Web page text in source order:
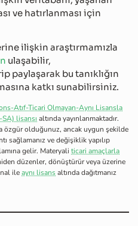
ve hatırlanması için
ilişkin araştırmamızla
ulaşabilir,
paylaşarak bu tanıklığın
katkı sunabilirsiniz.
Atıf-Ticari Olmayan-Aynı Lisansla
lisansı altında yayınlanmaktadır.
özgür olduğunuz, ancak uygun şekilde
sağlamanız ve değişiklik yapılıp
gelir. Materyali ticari amaçlarla
düzenler, dönüştürür veya üzerine
ileaynı lisansaltında dağıtmanız